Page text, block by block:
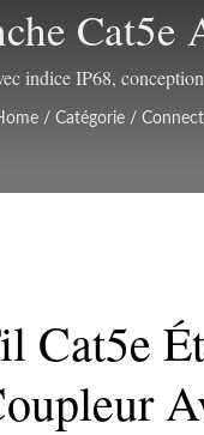
indice IP68,
réseau
/ Catégorie /
Cat5e